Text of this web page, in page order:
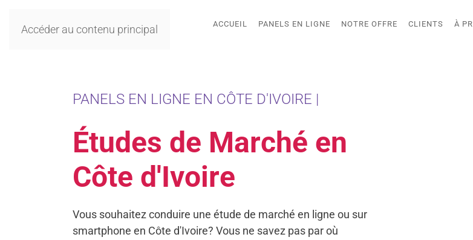
Accéder au contenu principal ACCUEIL PANELS EN LIGNE NOTRE OFFRE CLIENTS À
PANELS EN LIGNE EN CÔTE D'IVOIRE |
Études de Marché en
Côte d'Ivoire
Vous souhaitez conduire une étude de marché en ligne ou sur
smartphone en Côte d'Ivoire? Vous ne savez pas par où